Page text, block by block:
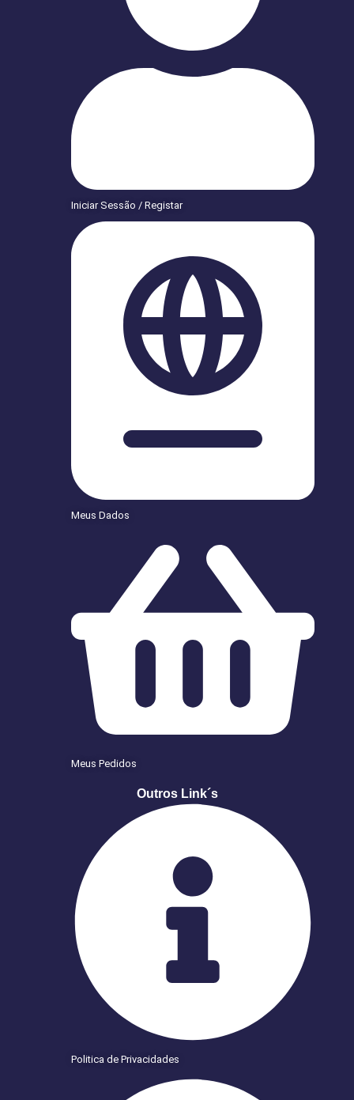
Iniciar Sessão / Registar
Meus Dados
Meus Pedidos
Outros Link´s
Politica de Privacidades